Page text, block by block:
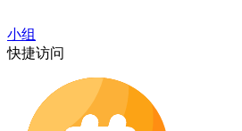
小组
快捷访问